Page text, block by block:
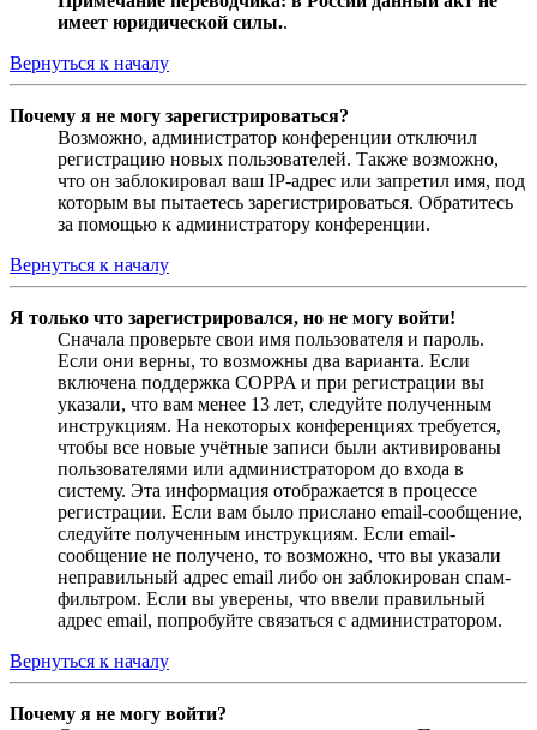
имеет юридической силы..
Вернуться к началу
Почему я не могу зарегистрироваться?
Возможно, администратор конференции отключил
регистрацию новых пользователей. Также возможно,
что он заблокировал ваш IP-адрес или запретил имя, под
которым вы пытаетесь зарегистрироваться. Обратитесь
за помощью к администратору конференции.
Вернуться к началу
Я только что зарегистрировался, но не могу войти!
Сначала проверьте свои имя пользователя и пароль.
Если они верны, то возможны два варианта. Если
включена поддержка COPPA и при регистрации вы
указали, что вам менее 13 лет, следуйте полученным
инструкциям. На некоторых конференциях требуется,
чтобы все новые учётные записи были активированы
пользователями или администратором до входа в
систему. Эта информация отображается в процессе
регистрации. Если вам было прислано email-сообщение,
следуйте полученным инструкциям. Если email-
сообщение не получено, то возможно, что вы указали
неправильный адрес email либо он заблокирован спам-
фильтром. Если вы уверены, что ввели правильный
адрес email, попробуйте связаться с администратором.
Вернуться к началу
Почему я не могу войти?